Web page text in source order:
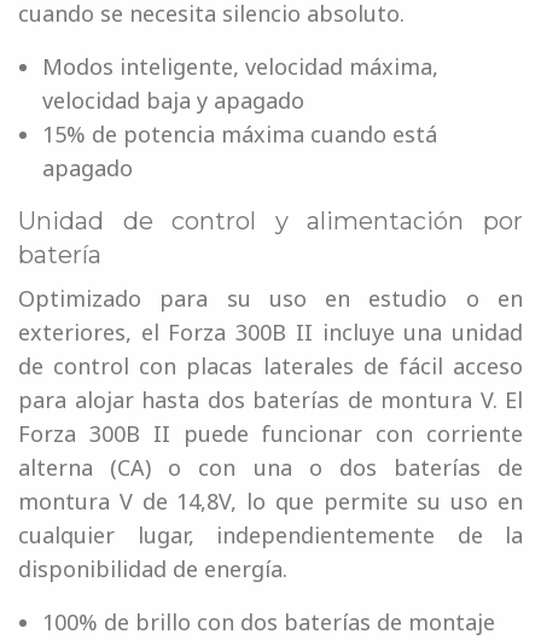
cuando se necesita silencio absoluto.
Modos inteligente, velocidad máxima,
velocidad baja y apagado
15% de potencia máxima cuando está
apagado
Unidad de control y alimentación por
batería
Optimizado para su uso en estudio o en
exteriores, el Forza 300B II incluye una unidad
de control con placas laterales de fácil acceso
para alojar hasta dos baterías de montura V. El
Forza 300B II puede funcionar con corriente
alterna (CA) o con una o dos baterías de
montura V de 14,8V, lo que permite su uso en
cualquier lugar, independientemente de la
disponibilidad de energía.
100% de brillo con dos baterías de montaje